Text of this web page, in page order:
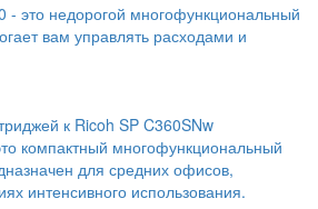
- это недорогой многофункциональный
вам управлять расходами и
к Ricoh SP C360SNw
компактный многофункциональный
для средних офисов,
интенсивного использования.